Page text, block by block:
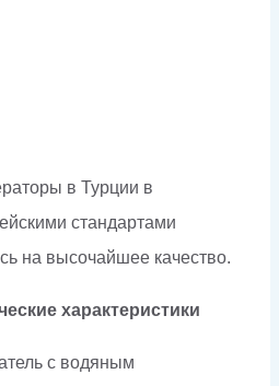
в Турции в
стандартами
на высочайшее качество.
характеристики
с водяным